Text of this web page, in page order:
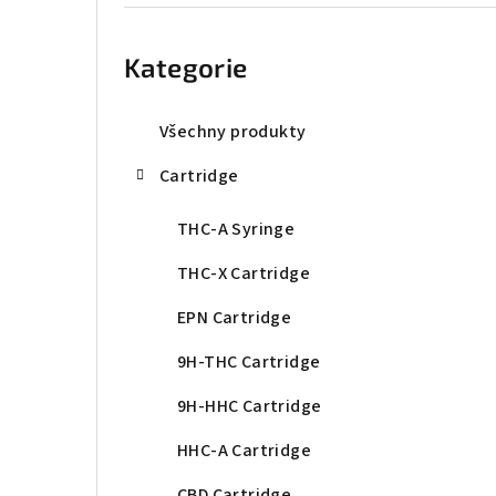
Kategorie
Všechny produkty
Cartridge
THC-A Syringe
THC-X Cartridge
EPN Cartridge
9H-THC Cartridge
9H-HHC Cartridge
HHC-A Cartridge